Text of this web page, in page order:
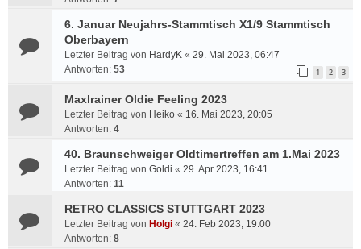
6. Januar Neujahrs-Stammtisch X1/9 Stammtisch
Oberbayern
Letzter Beitrag von HardyK « 29. Mai 2023, 06:47
Antworten: 53 1 2 3
Maxlrainer Oldie Feeling 2023
Letzter Beitrag von Heiko « 16. Mai 2023, 20:05
Antworten: 4
40. Braunschweiger Oldtimertreffen am 1.Mai 2023
Letzter Beitrag von Goldi « 29. Apr 2023, 16:41
Antworten: 11
RETRO CLASSICS STUTTGART 2023
Letzter Beitrag von Holgi « 24. Feb 2023, 19:00
Antworten: 8